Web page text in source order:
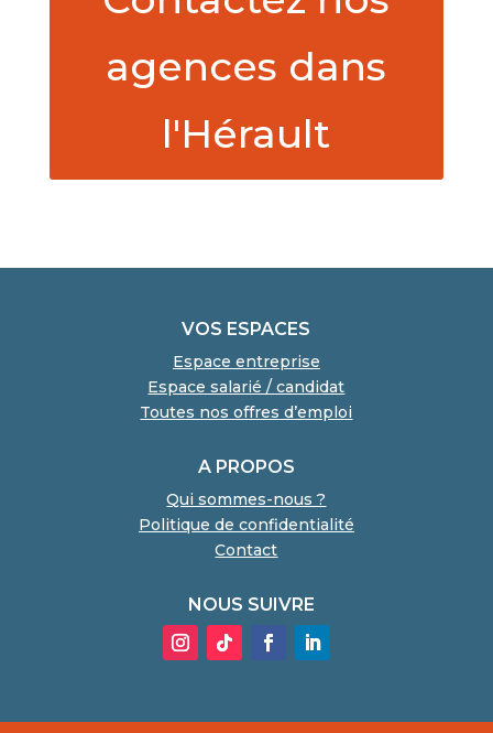
agences dans
l'Hérault
VOS ESPACES
Espace entreprise
Espace salarié / candidat
Toutes nos offres d’emploi
A PROPOS
Qui sommes-nous ?
Politique de confidentialité
Contact
NOUS SUIVRE